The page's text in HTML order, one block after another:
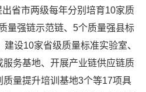
省市两级每年分别培育10家质
量强链示范链、5个质量强县标
设10家省级质量标准实验室、
务基地、开展产业链供应链质
量提升培训基地3个等17项具